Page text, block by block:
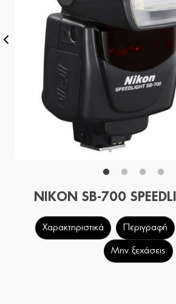
NIKON SB-700
Χαρακτηριστικά Περιγραφή
Μην ξεχάσεις